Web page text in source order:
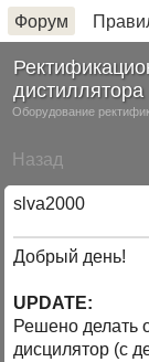
Форум
дистиллятора
Оборудование
Назад
slva2000
Добрый день!
UPDATE:
Решено делать
дисцилятор (с